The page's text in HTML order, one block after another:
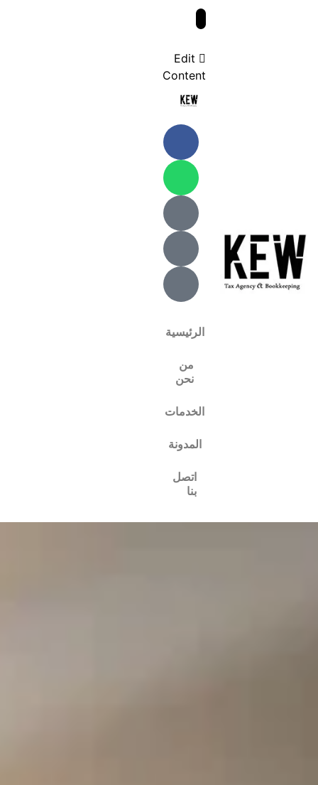
Edit
Content
الرئيسية
من
نحن
الخدمات
المدونة
اتصل
بنا